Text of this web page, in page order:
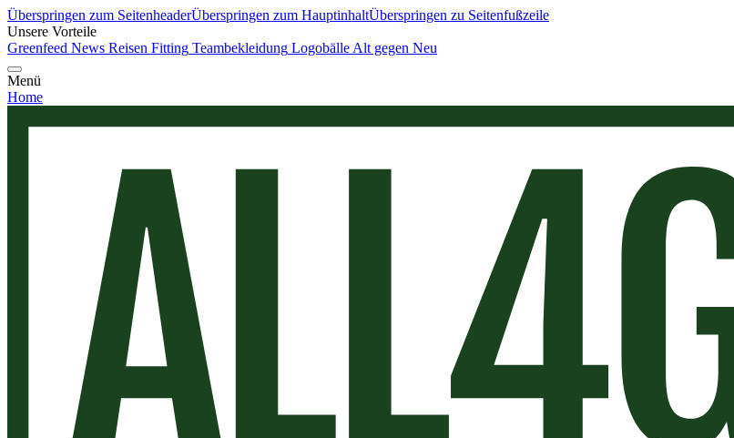
Überspringen zum SeitenheaderÜberspringen zum HauptinhaltÜberspringen zu Seitenfußzeile
Unsere Vorteile
Greenfeed News Reisen Fitting Teambekleidung Logobälle Alt gegen Neu
Menü
Home